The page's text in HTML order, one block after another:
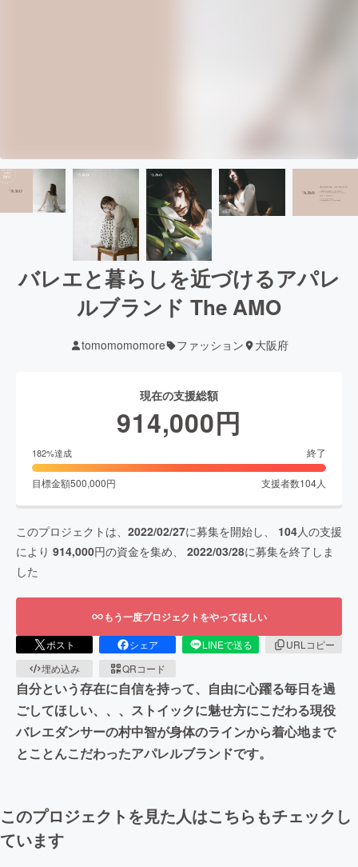
バレエと暮らしを近づけるアパレ
ルブランド The AMO
tomomomomore ファッション 大阪府
現在の支援総額
914,000円
182%達成 終了
目標金額500,000円 支援者数104人
このプロジェクトは、 2022/02/27に募集を開始し、 104人の支援
により 914,000円の資金を集め、 2022/03/28に募集を終了しま
した
もう一度プロジェクトをやってほしい
ポスト シェア LINEで送る
URLコピー
埋め込み
QRコード
自分という存在に自信を持って、自由に心躍る毎日を過
ごしてほしい、、、ストイックに魅せ方にこだわる現役
バレエダンサーの村中智が身体のラインから着心地まで
とことんこだわったアパレルブランドです。
このプロジェクトを見た人はこちらもチェックし
ています